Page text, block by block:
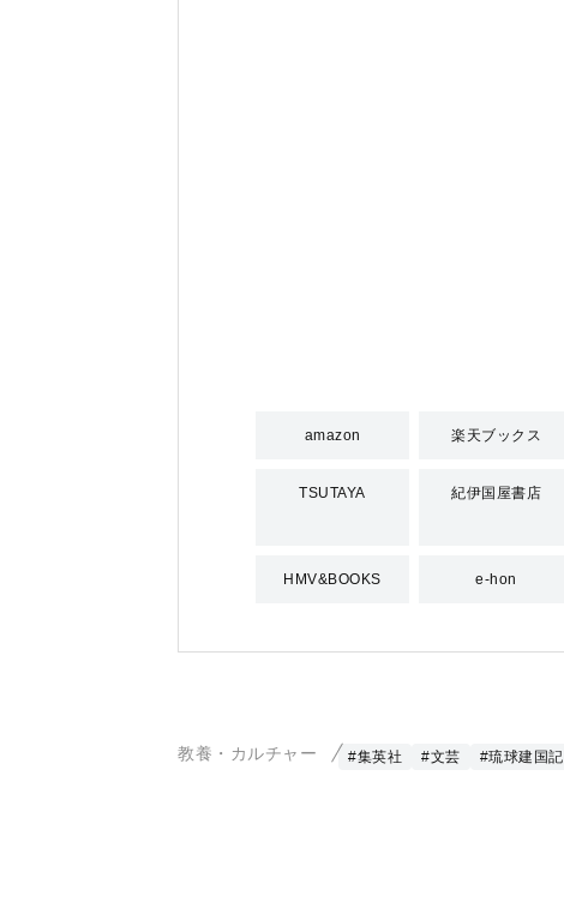
amazon 楽天ブックス
TSUTAYA 紀伊国屋書店
HMV&BOOKS e-hon
教養・カルチャー #集英社 #文芸 #琉球建国記